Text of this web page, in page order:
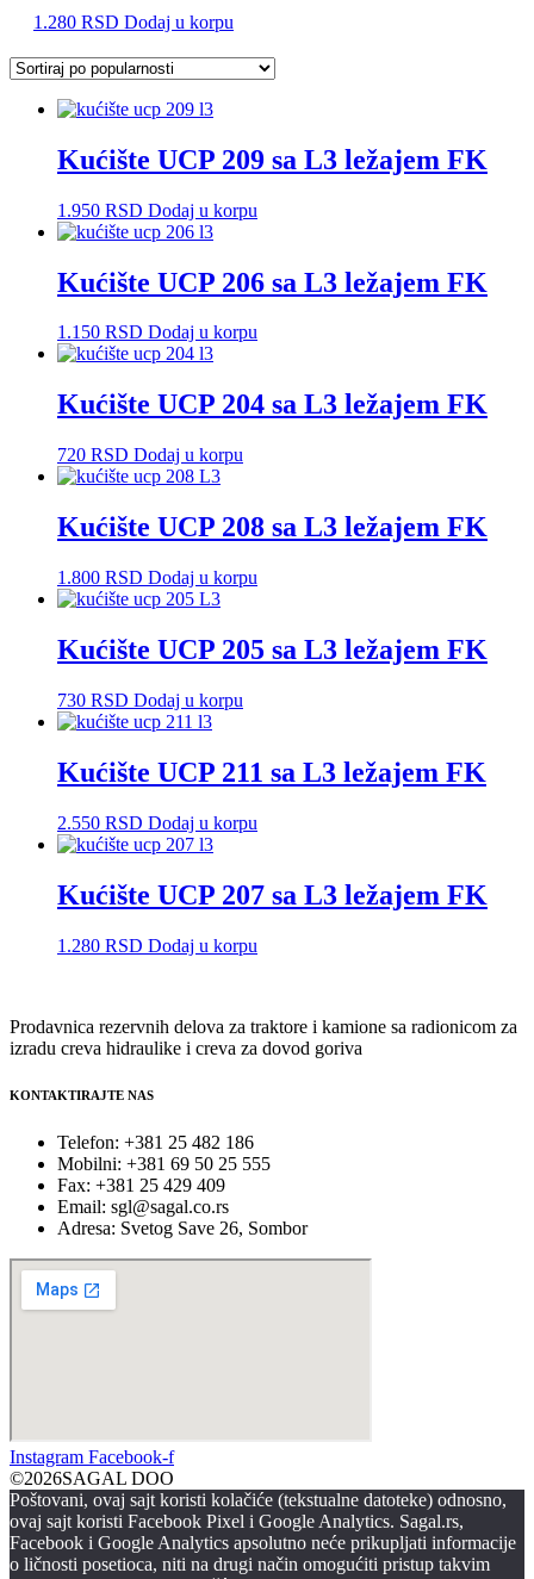
1.280 RSD Dodaj u korpu
Kućište UCP 209 sa L3 ležajem FK
1.950 RSD Dodaj u korpu
Kućište UCP 206 sa L3 ležajem FK
1.150 RSD Dodaj u korpu
Kućište UCP 204 sa L3 ležajem FK
720 RSD Dodaj u korpu
Kućište UCP 208 sa L3 ležajem FK
1.800 RSD Dodaj u korpu
Kućište UCP 205 sa L3 ležajem FK
730 RSD Dodaj u korpu
Kućište UCP 211 sa L3 ležajem FK
2.550 RSD Dodaj u korpu
Kućište UCP 207 sa L3 ležajem FK
1.280 RSD Dodaj u korpu
Prodavnica rezervnih delova za traktore i kamione sa radionicom za
izradu creva hidraulike i creva za dovod goriva
KONTAKTIRAJTE NAS
Telefon: +381 25 482 186
Mobilni: +381 69 50 25 555
Fax: +381 25 429 409
Email: sgl@sagal.co.rs
Adresa: Svetog Save 26, Sombor
Instagram Facebook-f
©2026SAGAL DOO
Poštovani, ovaj sajt koristi kolačiće (tekstualne datoteke) odnosno,
ovaj sajt koristi Facebook Pixel i Google Analytics. Sagal.rs,
Facebook i Google Analytics apsolutno neće prikupljati informacije
o ličnosti posetioca, niti na drugi način omogućiti pristup takvim